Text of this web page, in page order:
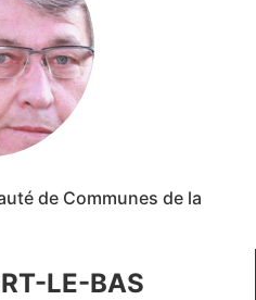
de Communes de la
LE-BAS